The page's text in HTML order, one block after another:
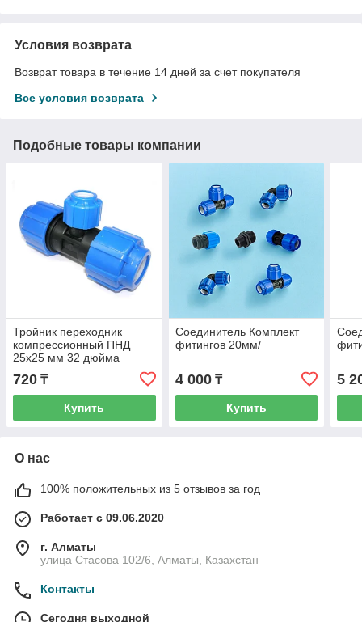
Условия возврата
Возврат товара в течение 14 дней за счет покупателя
Все условия возврата
Подобные товары компании
Тройник переходник
компрессионный ПНД
25х25 мм 32 дюйма
720 ₸
Купить
Соединитель Комплект
фитингов 20мм/
4 000₸
Купить
5
О нас
100% положительных из 5 отзывов за год
Работает с 09.06.2020
г. Алматы
улица Стасова 102/6, Алматы, Казахстан
Контакты
Сегодня выходной